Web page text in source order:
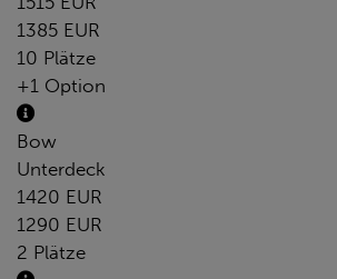
1385 EUR
10 Plätze
+1 Option
Bow
Unterdeck
1420 EUR
1290 EUR
2 Plätze